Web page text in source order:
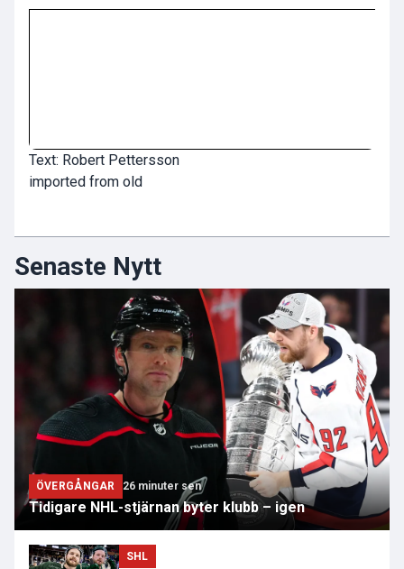
Text: Robert Pettersson
imported from old
Senaste Nytt
ÖVERGÅNGAR 26 minuter sen
Tidigare NHL-stjärnan byter klubb – igen
SHL